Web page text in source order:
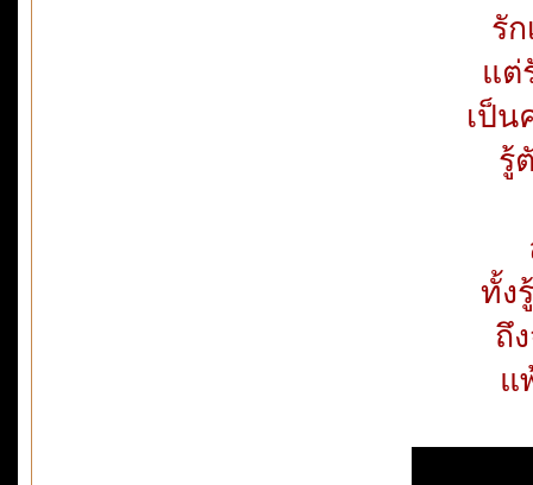
รั
แต่
เป็น
รู้
ทั้ง
ถึ
แ